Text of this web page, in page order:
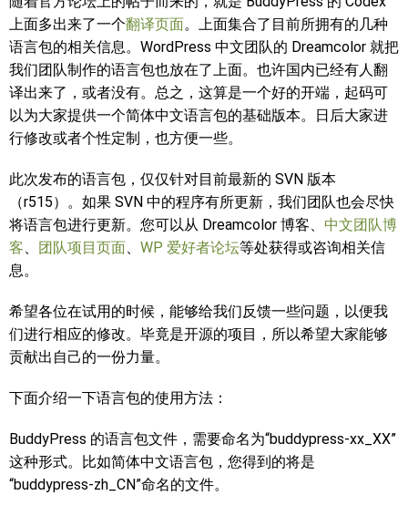
上面多出来了一个翻译页面。上面集合了目前所拥有的几种
语言包的相关信息。WordPress 中文团队的 Dreamcolor 就把
我们团队制作的语言包也放在了上面。也许国内已经有人翻
译出来了，或者没有。总之，这算是一个好的开端，起码可
以为大家提供一个简体中文语言包的基础版本。日后大家进
行修改或者个性定制，也方便一些。
此次发布的语言包，仅仅针对目前最新的 SVN 版本
（r515）。如果 SVN 中的程序有所更新，我们团队也会尽快
将语言包进行更新。您可以从 Dreamcolor 博客、 中文团队博
客、 团队项目页面、 WP 爱好者论坛等处获得或咨询相关信
息。
希望各位在试用的时候，能够给我们反馈一些问题，以便我
们进行相应的修改。毕竟是开源的项目，所以希望大家能够
贡献出自己的一份力量。
下面介绍一下语言包的使用方法：
BuddyPress 的语言包文件，需要命名为“buddypress-xx_XX”
这种形式。比如简体中文语言包，您得到的将是
“buddypress-zh_CN”命名的文件。